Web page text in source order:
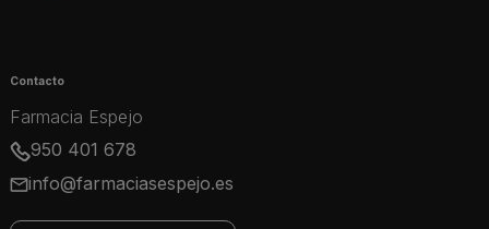
Contacto
Farmacia Espejo
950 401 678
info@farmaciasespejo.es